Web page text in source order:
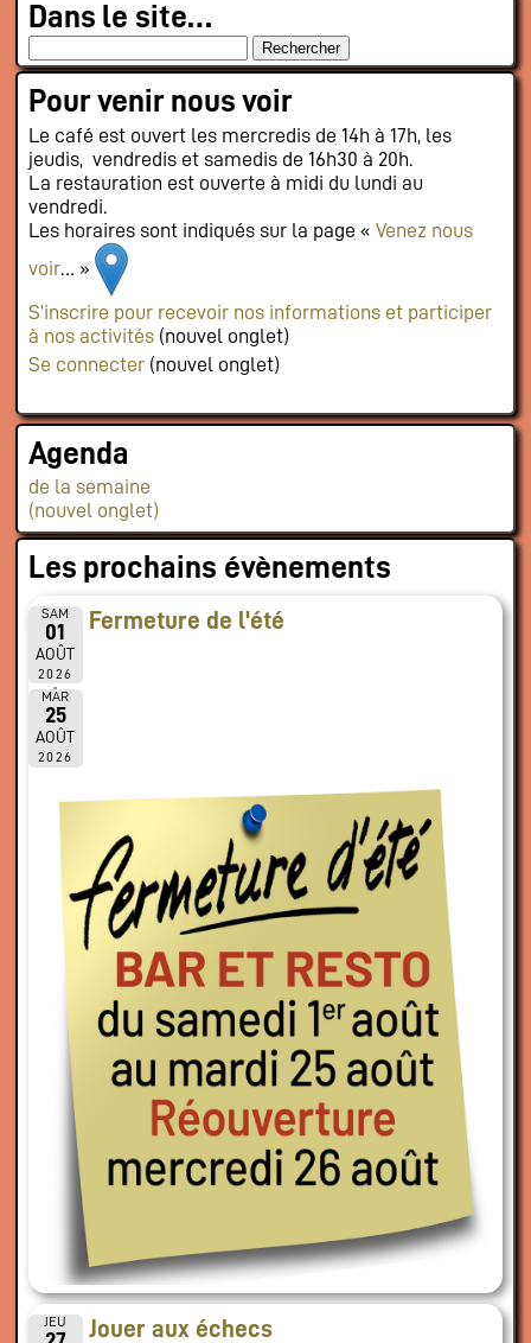
Dans le site…
Pour venir nous voir
Le café est ouvert les mercredis de 14h à 17h, les
jeudis, vendredis et samedis de 16h30 à 20h.
La restauration est ouverte à midi du lundi au
vendredi.
Les horaires sont indiqués sur la page « Venez nous
voir… »
S’inscrire pour recevoir nos informations et participer
à nos activités(nouvel onglet)
Se connecter(nouvel onglet)
Agenda
de la semaine
(nouvel onglet)
Les prochains évènements
SAM
01
AOÛT
2026
MAR
25
AOÛT
2026
Fermeture de l'été
JEU Jouer aux échecs